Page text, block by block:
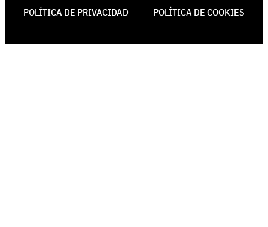
POLÍTICA DE PRIVACIDAD POLÍTICA DE COOKIES